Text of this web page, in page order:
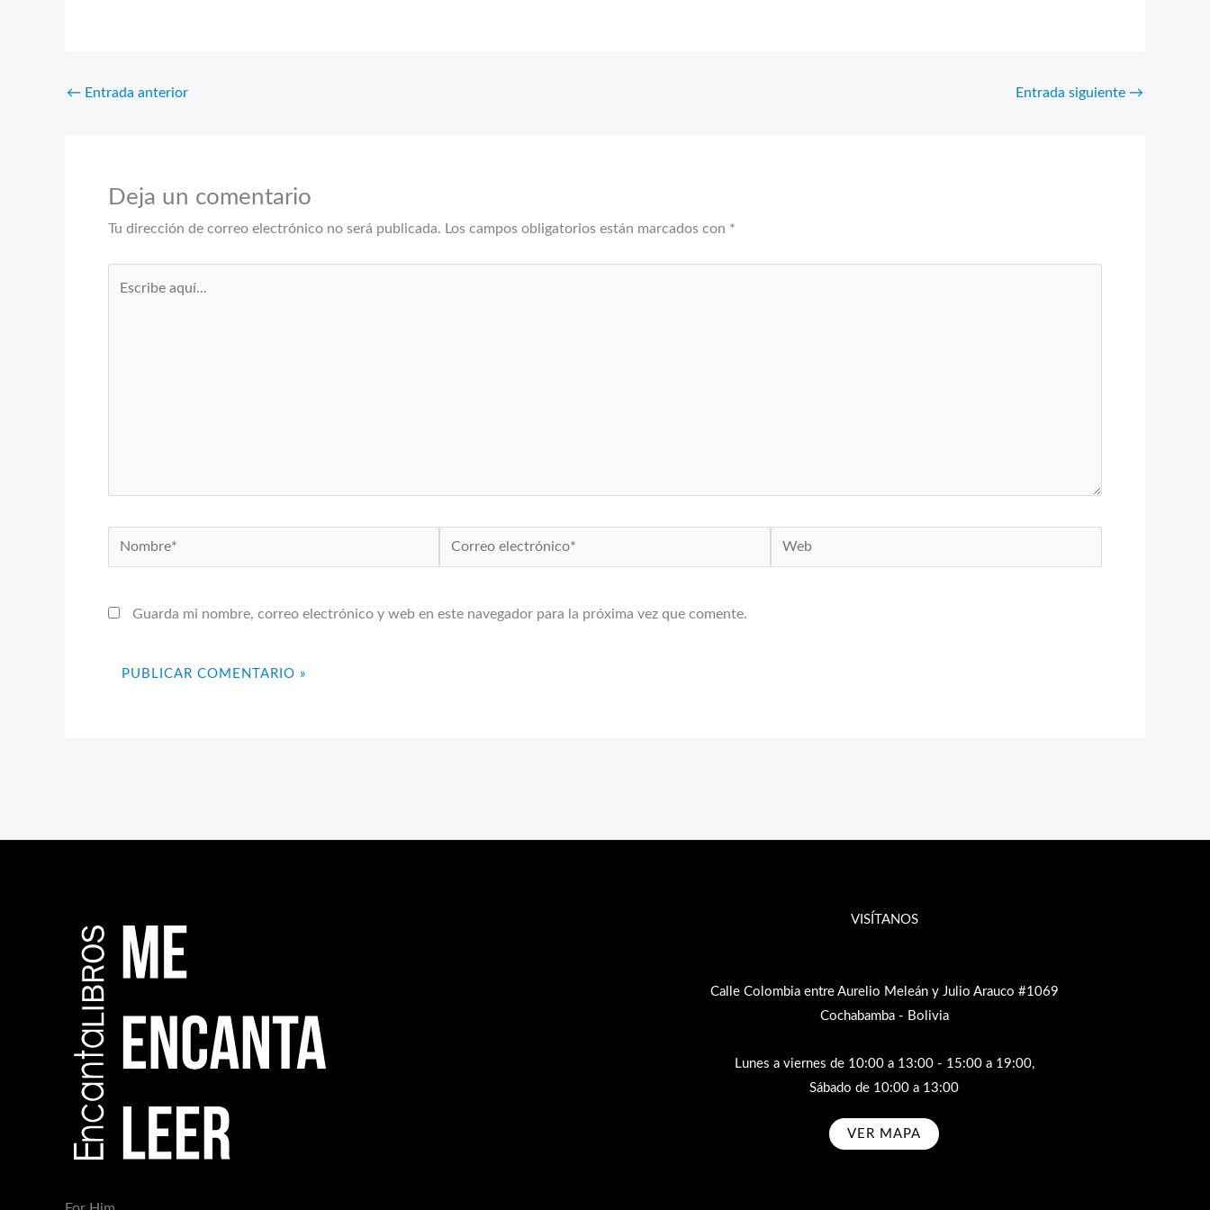
← Entrada anterior Entrada siguiente →
Deja un comentario
Tu dirección de correo electrónico no será publicada. Los campos obligatorios están marcados con *
Nombre*
Correo
electrónico*
Web
Guarda mi nombre, correo electrónico y web en este navegador para la próxima vez que comente.
VISÍTANOS
Calle Colombia entre Aurelio Meleán y Julio Arauco #1069
Cochabamba - Bolivia
Lunes a viernes de 10:00 a 13:00 - 15:00 a 19:00,
Sábado de 10:00 a 13:00
VER MAPA